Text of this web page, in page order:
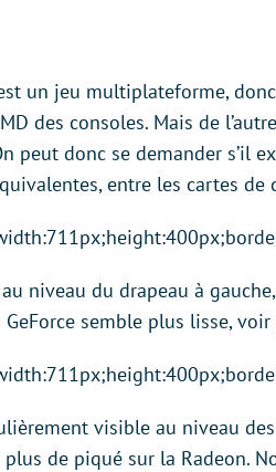
un jeu multiplateforme,
des consoles. Mais de
peut donc se demander s’il
entre les cartes de
niveau du drapeau à
GeForce semble plus lisse,
visible au niveau
plus de piqué sur la Radeon.